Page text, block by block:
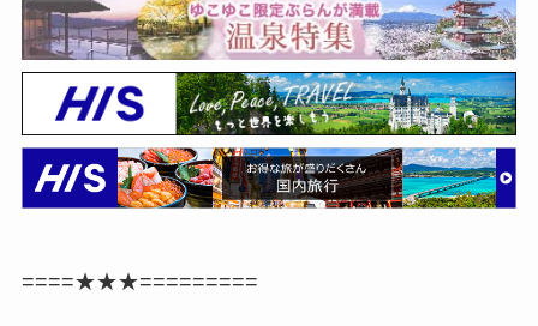
====★★★=========